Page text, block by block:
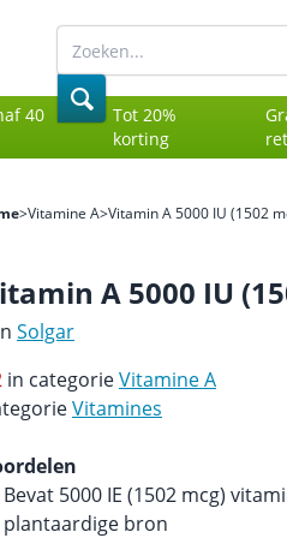
40
Tot 20%
korting
>Vitamine A>Vitamin A 5000 IU (1502
A 5000 IU
Solgar
in categorieVitamine A
Vitamines
Bevat 5000 IE (1502 mcg)
plantaardige bron